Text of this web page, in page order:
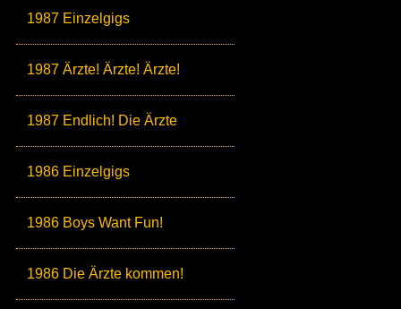
1987 Einzelgigs
1987 Ärzte! Ärzte! Ärzte!
1987 Endlich! Die Ärzte
1986 Einzelgigs
1986 Boys Want Fun!
1986 Die Ärzte kommen!